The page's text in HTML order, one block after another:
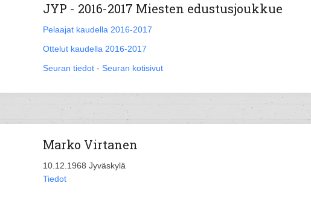
JYP - 2016-2017 Miesten edustusjoukkue
Pelaajat kaudella 2016-2017
Ottelut kaudella 2016-2017
Seuran tiedot - Seuran kotisivut
Marko Virtanen
10.12.1968 Jyväskylä
Tiedot